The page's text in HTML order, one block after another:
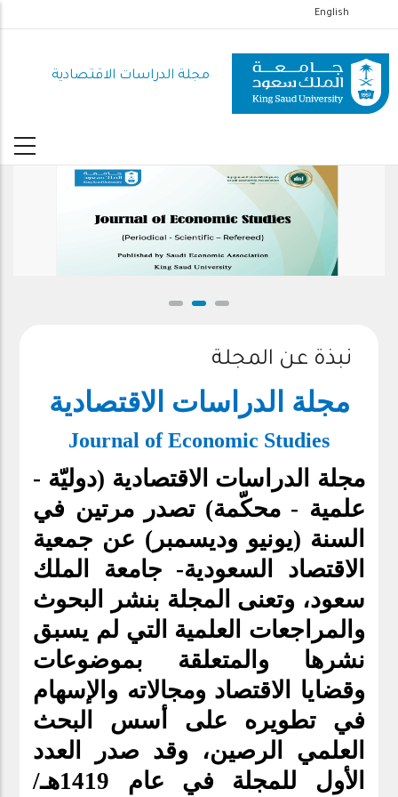
إلى
المحتوى
الرئيسي
English
مجلة الدراسات الاقتصادية
نبذة عن المجلة
مجلة الدراسات الاقتصادية
Journal of Economic Studies
مجلة الدراسات الاقتصادية (دوليّة -
علمية - محكّمة) تصدر مرتين في
السنة (يونيو وديسمبر) عن جمعية
الاقتصاد السعودية- جامعة الملك
سعود، وتعنى المجلة بنشر البحوث
والمراجعات العلمية التي لم يسبق
نشرها والمتعلقة بموضوعات
وقضايا الاقتصاد ومجالاته والإسهام
في تطويره على أسس البحث
العلمي الرصين، وقد صدر العدد
الأول للمجلة في عام 1419هـ/